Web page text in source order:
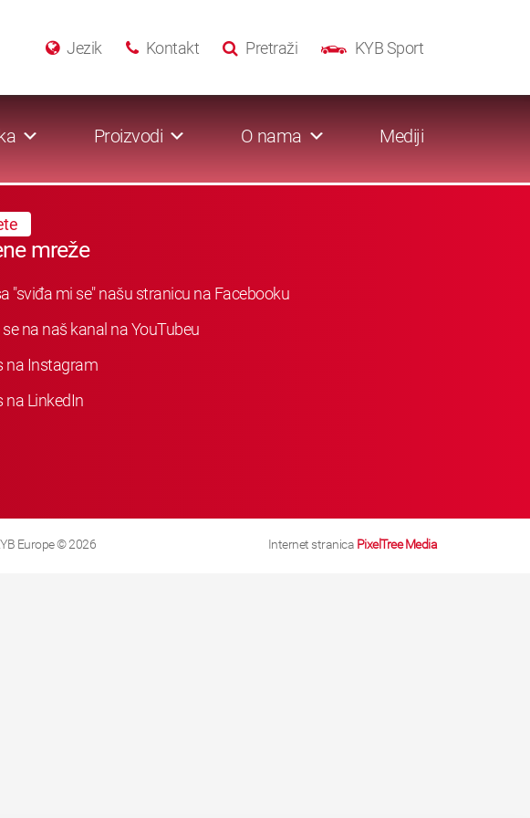
KYB Sport
Pretraži
Kontakt
Jezik
Proizvodi O nama Mediji
mreže
"sviđa mi se" našu stranicu na Facebooku
na naš kanal na YouTubeu
na Instagram
na LinkedIn
Europe © 2026 Internet stranica PixelTree Media